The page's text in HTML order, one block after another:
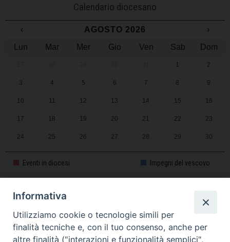
Calendario diocesano
‹ AGOSTO 2026
›
Lun
Mar Mer Gio Ven Sab Dom
1 2
3 4 5 6 7 8 9
10 11 12 13 14 15 16
17 18 19 20 21 22 23
24 25 26 27 28 29 30
Eventi in diocesi Impegni del vescovo
CALENDARIO PASTORALE 2025-2026
Informativa
Utilizziamo cookie o tecnologie simili per
finalità tecniche e, con il tuo consenso, anche per
altre finalità ("interazioni e funzionalità semplici",